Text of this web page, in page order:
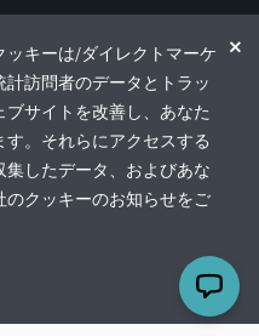
キーは/ダイレクトマーケ
訪問者のデータとトラッ
サイトを改善し、あなた
。それらにアクセスする
したデータ、およびあな
クッキーのお知らせをご
Lithuania